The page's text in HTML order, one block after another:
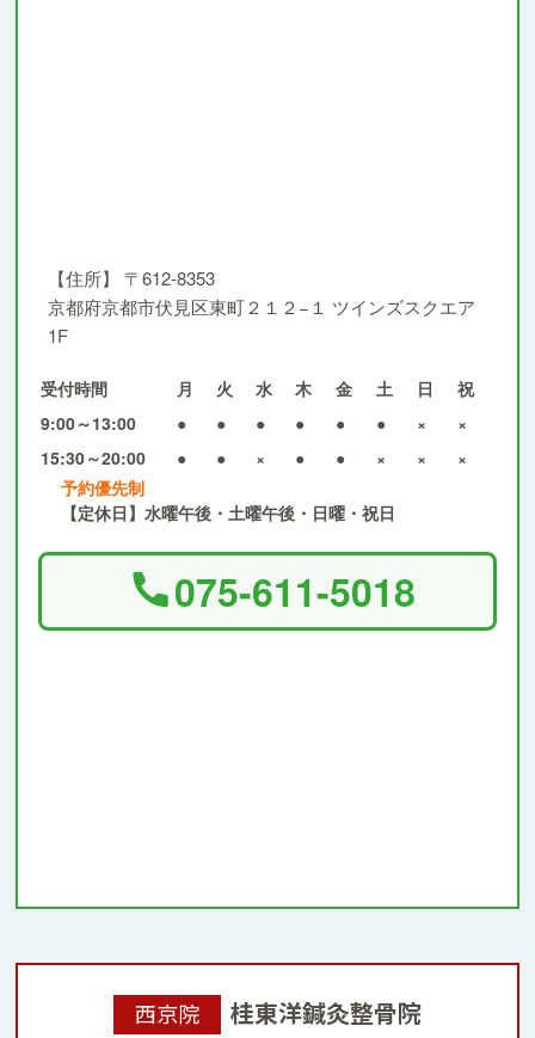
【住所】
〒612-8353
京都府京都市伏見区東町２１２−１ ツインズスクエア
1F
受付時間 月 火 水 木 金 土 日
祝
9:00～13:00
● ● ● ● ● ● ×
×
15:30～20:00
● ● × ● ● × ×
×
予約優先制
【定休日】水曜午後・土曜午後・日曜・祝日
075-611-5018
西京院 桂東洋鍼灸整骨院